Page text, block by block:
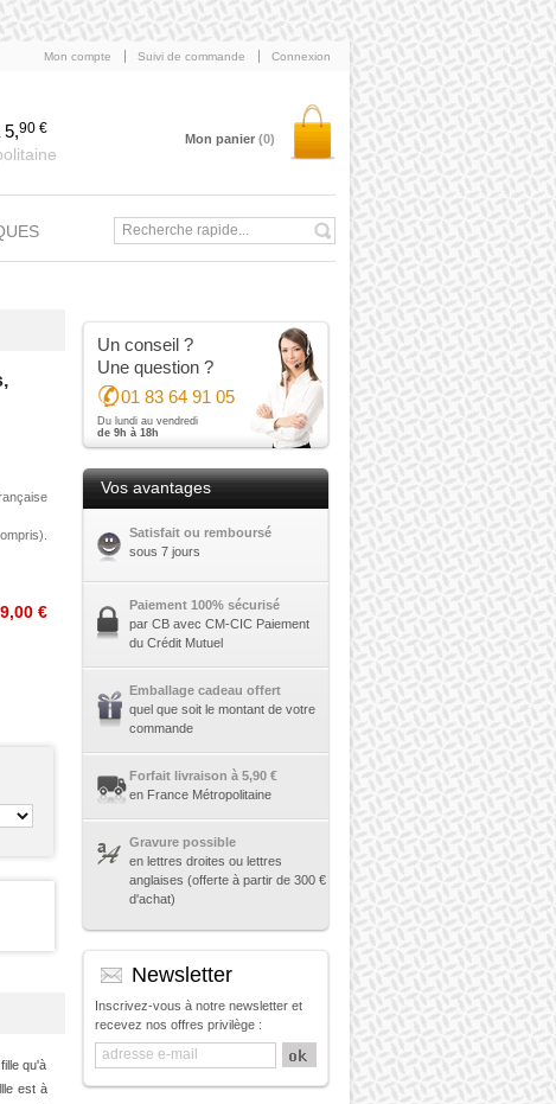
Mon compte Suivi de commande Connexion
5,90 €
Mon panier (0)
€
qu'à
est à
Un conseil ?
Une question ?
01 83 64 91 05
Du lundi au vendredi
de 9h à 18h
Vos avantages
Satisfait ou remboursé
sous 7 jours
Paiement 100% sécurisé
par CB avec CM-CIC Paiement
du Crédit Mutuel
Emballage cadeau offert
quel que soit le montant de votre
commande
Forfait livraison à 5,90 €
en France Métropolitaine
Gravure possible
en lettres droites ou lettres
anglaises (offerte à partir de 300 €
d'achat)
Newsletter
Inscrivez-vous à notre newsletter et
recevez nos offres privilège :